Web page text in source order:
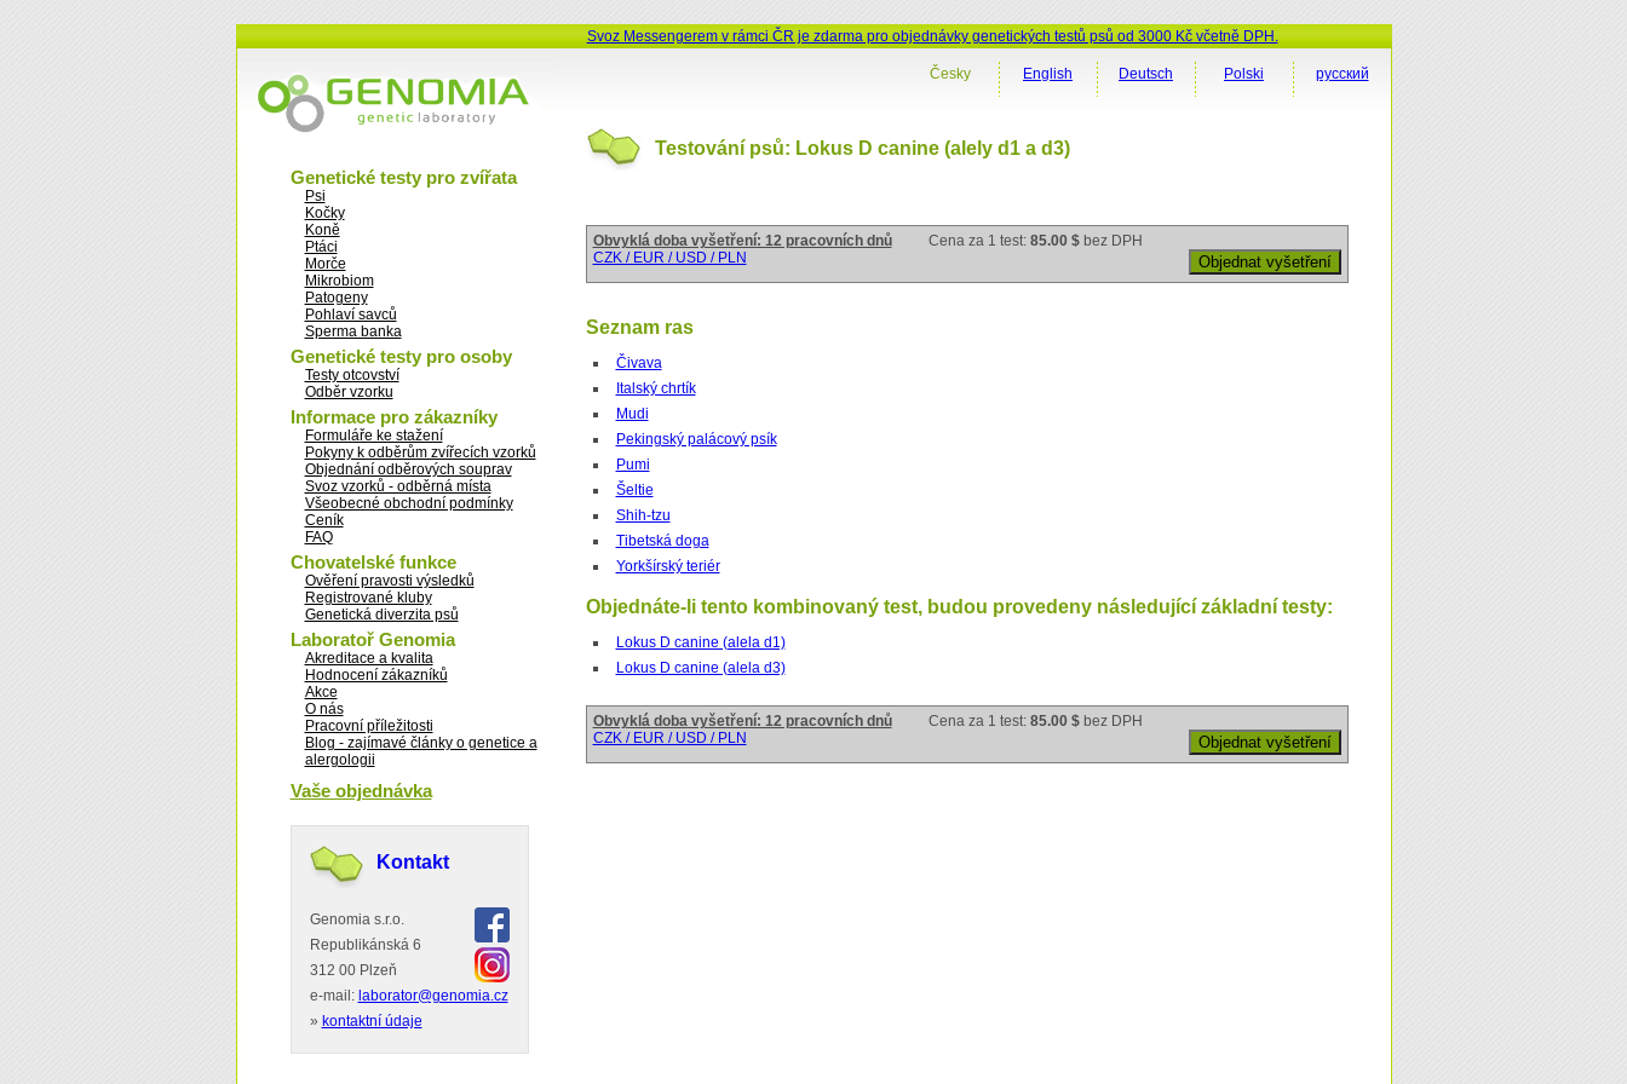
Svoz Messengerem v rámci ČR je zdarma pro objednávky genetických testů psů od 3000 Kč včetně DPH.
Genetické testy pro zvířata
Psi
Kočky
Koně
Ptáci
Morče
Mikrobiom
Patogeny
Pohlaví savců
Sperma banka
Genetické testy pro osoby
Testy otcovství
Odběr vzorku
Informace pro zákazníky
Formuláře ke stažení
Pokyny k odběrům zvířecích vzorků
Objednání odběrových souprav
Svoz vzorků - odběrná místa
Všeobecné obchodní podmínky
Ceník
FAQ
Chovatelské funkce
Ověření pravosti výsledků
Registrované kluby
Genetická diverzita psů
Laboratoř Genomia
Akreditace a kvalita
Hodnocení zákazníků
Akce
O nás
Pracovní příležitosti
Blog - zajímavé články o genetice a
alergologii
Vaše objednávka
Kontakt
Genomia s.r.o.
Republikánská 6
312 00 Plzeň
e-mail: laborator@genomia.cz
» kontaktní údaje
русский
Polski
Deutsch
English
Česky
Testování psů: Lokus D canine (alely d1 a d3)
Obvyklá doba vyšetření: 12 pracovních dnů Cena za 1 test: 85.00 $ bez DPH
CZK / EUR / USD / PLN
Seznam ras
Čivava
Italský chrtík
Mudi
Pekingský palácový psík
Pumi
Šeltie
Shih-tzu
Tibetská doga
Yorkšírský teriér
Objednáte-li tento kombinovaný test, budou provedeny následující základní testy:
Lokus D canine (alela d1)
Lokus D canine (alela d3)
Obvyklá doba vyšetření: 12 pracovních dnů Cena za 1 test: 85.00 $ bez DPH
CZK / EUR / USD / PLN